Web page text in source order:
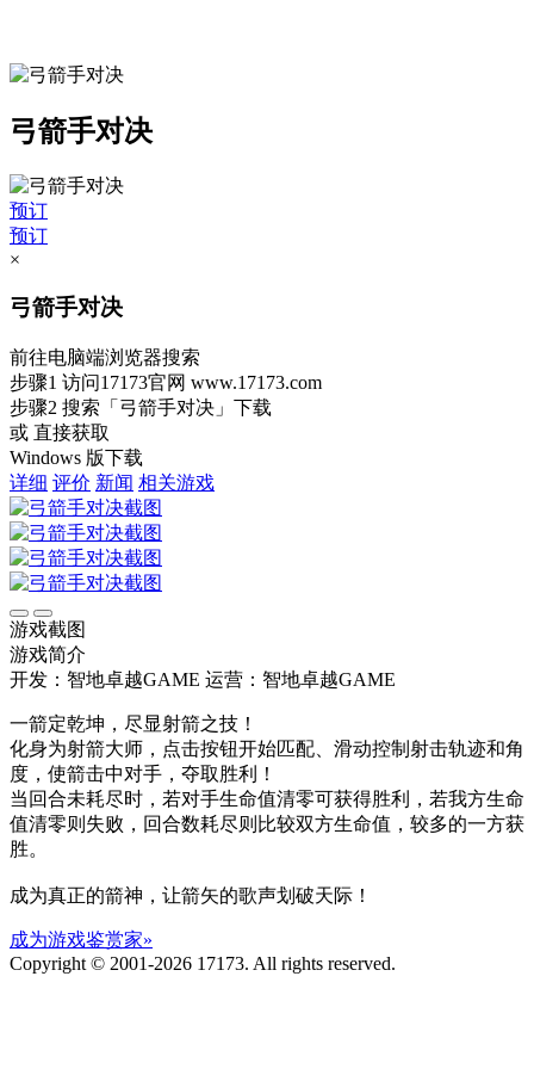
弓箭手对决
预订
预订
×
弓箭手对决
前往电脑端浏览器搜索
步骤1 访问17173官网 www.17173.com
步骤2 搜索 「弓箭手对决」 下载
或 直接获取
Windows 版下载
详细 评价 新闻 相关游戏
游戏截图
游戏简介
开发：智地卓越GAME 运营：智地卓越GAME
一箭定乾坤，尽显射箭之技！
化身为射箭大师，点击按钮开始匹配、滑动控制射击轨迹和角
度，使箭击中对手，夺取胜利！
当回合未耗尽时，若对手生命值清零可获得胜利，若我方生命
值清零则失败，回合数耗尽则比较双方生命值，较多的一方获
胜。
成为真正的箭神，让箭矢的歌声划破天际！
成为游戏鉴赏家»
Copyright © 2001-2026 17173. All rights reserved.